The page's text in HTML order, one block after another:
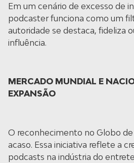
Em um cenário de excesso de
podcaster funciona como um
autoridade se destaca, fideliza
influência.
MERCADO MUNDIAL E
EXPANSÃO
O reconhecimento no Globo
acaso. Essa iniciativa reflete a
podcasts na indústria do